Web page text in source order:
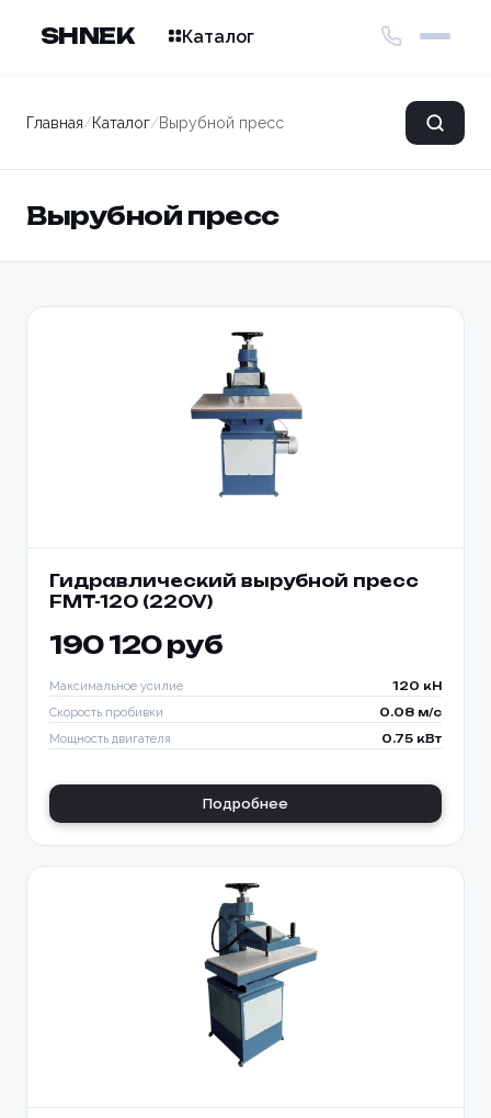
SHNEK Каталог
Главная/Каталог/Вырубной пресс
Вырубной пресс
Гидравлический вырубной пресс
FMT-120 (220V)
190 120 руб
Максимальное усилие 120 кН
Скорость пробивки 0.08 м/с
Мощность двигателя 0.75 кВт
Подробнее